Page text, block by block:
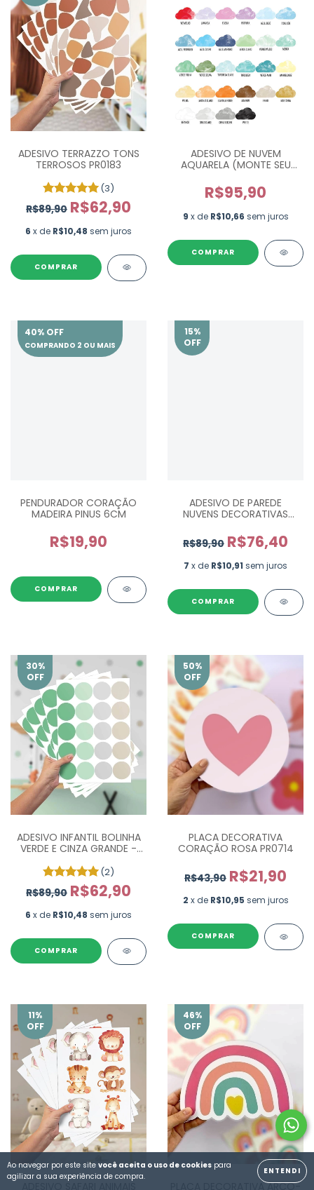
Ao navegar por este site você aceita o uso de cookies para
agilizar a sua experiência de compra.
ENTENDI
ADESIVO TERRAZZO TONS
TERROSOS PR0183
(3)
R$89,90 R$62,90
6 x de R$10,48 sem juros
COMPRAR
ADESIVO DE NUVEM
AQUARELA (MONTE SEU
R$95,90
9 x de R$10,66 sem juros
COMPRAR
40% OFF
COMPRANDO 2 OU MAIS
PENDURADOR CORAÇÃO
MADEIRA PINUS 6CM
R$19,90
15%
OFF
ADESIVO DE PAREDE
NUVENS DECORATIVAS
R$89,90 R$76,40
7 x de R$10,91 sem juros
COMPRAR
30%
OFF
ADESIVO INFANTIL BOLINHA
VERDE E CINZA GRANDE -
(2)
R$89,90 R$62,90
6 x de R$10,48 sem juros
COMPRAR
50%
OFF
PLACA DECORATIVA
CORAÇÃO ROSA PR0714
R$43,90 R$21,90
2 x de R$10,95 sem juros
11%
OFF
46%
OFF
PLACA DECORATIVA ARCO-